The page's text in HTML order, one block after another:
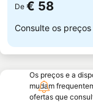
De € 58
Consulte os
Os preços e a
mudam
ofertas que